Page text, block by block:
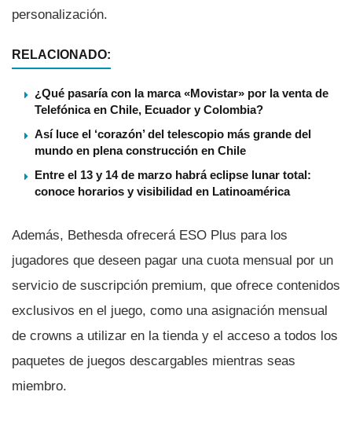
personalización.
RELACIONADO:
¿Qué pasaría con la marca «Movistar» por la venta de
Telefónica en Chile, Ecuador y Colombia?
Así luce el ‘corazón’ del telescopio más grande del
mundo en plena construcción en Chile
Entre el 13 y 14 de marzo habrá eclipse lunar total:
conoce horarios y visibilidad en Latinoamérica
Además, Bethesda ofrecerá ESO Plus para los
jugadores que deseen pagar una cuota mensual por un
servicio de suscripción premium, que ofrece contenidos
exclusivos en el juego, como una asignación mensual
de crowns a utilizar en la tienda y el acceso a todos los
paquetes de juegos descargables mientras seas
miembro.